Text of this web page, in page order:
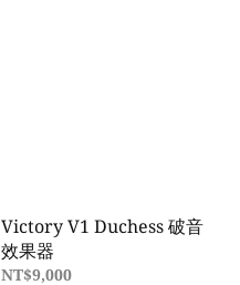
Victory V1 Duchess 破音
效果器
NT$9,000